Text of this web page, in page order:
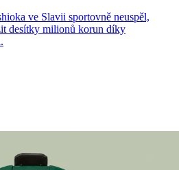
ve Slavii sportovně neuspěl,
desítky milionů korun díky